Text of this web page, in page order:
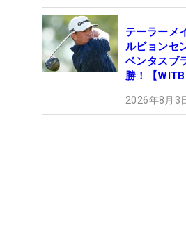
テーラーメ
ルビョンセ
ベンタスブ
勝！【WITB
2026年8月3